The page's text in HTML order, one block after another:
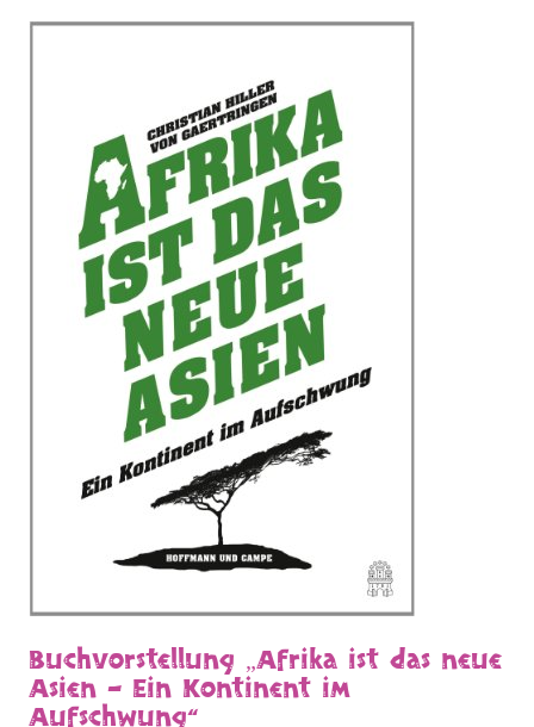
Buchvorstellung „Afrika ist das neue
Asien – Ein Kontinent im
Aufschwung“